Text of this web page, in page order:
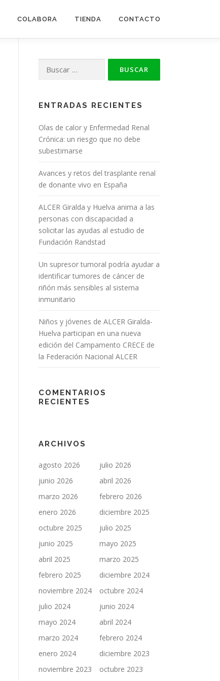
COLABORA TIENDA CONTACTO
ENTRADAS RECIENTES
Olas de calor y Enfermedad Renal
Crónica: un riesgo que no debe
subestimarse
Avances y retos del trasplante renal
de donante vivo en España
ALCER Giralda y Huelva anima a las
personas con discapacidad a
solicitar las ayudas al estudio de
Fundación Randstad
Un supresor tumoral podría ayudar a
identificar tumores de cáncer de
riñón más sensibles al sistema
inmunitario
Niños y jóvenes de ALCER Giralda-
Huelva participan en una nueva
edición del Campamento CRECE de
la Federación Nacional ALCER
COMENTARIOS
RECIENTES
ARCHIVOS
agosto 2026
julio 2026
junio 2026
abril 2026
marzo 2026
febrero 2026
enero 2026
diciembre 2025
octubre 2025
julio 2025
junio 2025
mayo 2025
abril 2025
marzo 2025
febrero 2025
diciembre 2024
noviembre 2024
octubre 2024
julio 2024
junio 2024
mayo 2024
abril 2024
marzo 2024
febrero 2024
enero 2024
diciembre 2023
noviembre 2023
octubre 2023